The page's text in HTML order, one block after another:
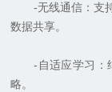
-无线通信：支持
数据共享。
-自适应学习：结
略。